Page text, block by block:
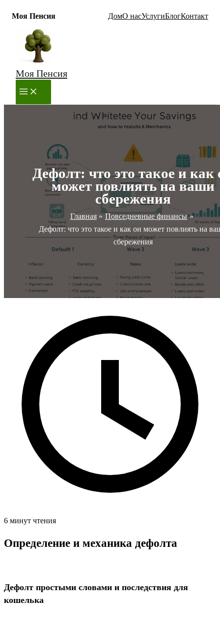
Моя Пенсия ДомО насУслугиБлогКонтакт
Перейти
содержимому
Моя Пенсия
MAIN
MENU
Дефолт: что это такое и как
может повлиять на ваши
сбережения
Главная
Повседневные финансы
Дефолт: что это такое и как он может повлиять на
сбережения
6 минут чтения
Определение и механика дефолта
Дефолт простыми словами и последствия для
кошелька